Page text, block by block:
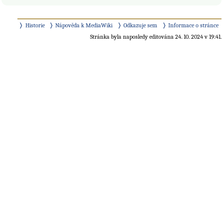
Historie Nápověda k MediaWiki Odkazuje sem
Informace o stránce
Stránka byla naposledy editována 24. 10. 2024 v 19:41.